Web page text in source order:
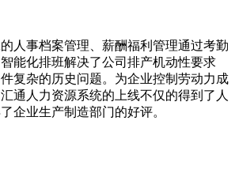
人事档案管理、薪酬福利管理通过考勤
能化排班解决了公司排产机动性要求
复杂的历史问题。为企业控制劳动力成
通人力资源系统的上线不仅的得到了人
企业生产制造部门的好评。